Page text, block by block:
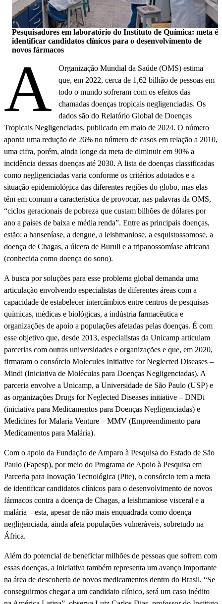
Pesquisadores em laboratório do Instituto de Química: meta é
identificar candidatos clínicos para o desenvolvimento de
novos fármacos
A
Organização Mundial da Saúde (OMS) estima
que, em 2022, cerca de 1,62 bilhão de pessoas em
todo o mundo sofreram com os efeitos das
chamadas doenças tropicais negligenciadas. Os
dados são do Relatório Global de Doenças
Tropicais Negligenciadas, publicado em maio de 2024. O número
aponta uma redução de 26% no número de casos em relação a 2010,
uma cifra, porém, ainda longe da meta de diminuir em 90% a
incidência dessas doenças até 2030. A lista de doenças classificadas
como negligenciadas varia conforme os critérios adotados e a
situação epidemiológica das diferentes regiões do globo, mas elas
têm em comum a característica de provocar, nas palavras da OMS,
“ciclos geracionais de pobreza que custam bilhões de dólares por
ano a países de baixa e média renda”. Entre as principais doenças,
estão: a hanseníase, a dengue, a leishmaniose, a esquistossomose, a
doença de Chagas, a úlcera de Buruli e a tripanossomíase africana
(conhecida como doença do sono).
A busca por soluções para esse problema global demanda uma
articulação envolvendo especialistas de diferentes áreas com a
capacidade de estabelecer intercâmbios entre centros de pesquisas
químicas, médicas e biológicas, a indústria farmacêutica e
organizações de apoio a populações afetadas pelas doenças. É com
esse objetivo que, desde 2013, especialistas da Unicamp articulam
parcerias com outras universidades e organizações e que, em 2020,
firmaram o consórcio Molecules Initiative for Neglected Diseases –
Mindi (Iniciativa de Moléculas para Doenças Negligenciadas). A
parceria envolve a Unicamp, a Universidade de São Paulo (USP) e
as organizações Drugs for Neglected Diseases initiative – DNDi
(iniciativa para Medicamentos para Doenças Negligenciadas) e
Medicines for Malaria Venture – MMV (Empreendimento para
Medicamentos para Malária).
Com o apoio da Fundação de Amparo à Pesquisa do Estado de São
Paulo (Fapesp), por meio do Programa de Apoio à Pesquisa em
Parceria para Inovação Tecnológica (Pite), o consórcio tem a meta
de identificar candidatos clínicos para o desenvolvimento de novos
fármacos contra a doença de Chagas, a leishmaniose visceral e a
malária – esta, apesar de não mais enquadrada como doença
negligenciada, ainda afeta populações vulneráveis, sobretudo na
África.
Além do potencial de beneficiar milhões de pessoas que sofrem com
essas doenças, a iniciativa também representa um avanço importante
na área de descoberta de novos medicamentos dentro do Brasil. “Se
conseguirmos chegar a um candidato clínico, será um caso inédito